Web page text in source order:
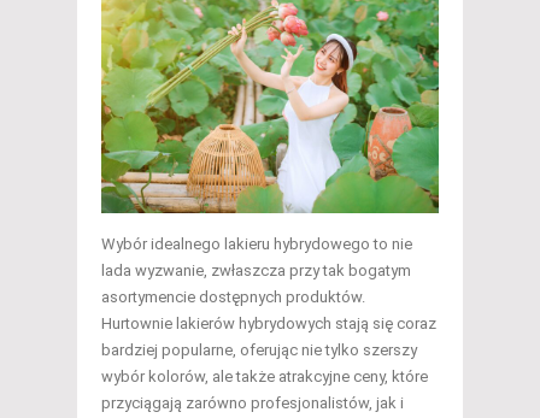
Wybór idealnego lakieru hybrydowego to nie
lada wyzwanie, zwłaszcza przy tak bogatym
asortymencie dostępnych produktów.
Hurtownie lakierów hybrydowych stają się coraz
bardziej popularne, oferując nie tylko szerszy
wybór kolorów, ale także atrakcyjne ceny, które
przyciągają zarówno profesjonalistów, jak i